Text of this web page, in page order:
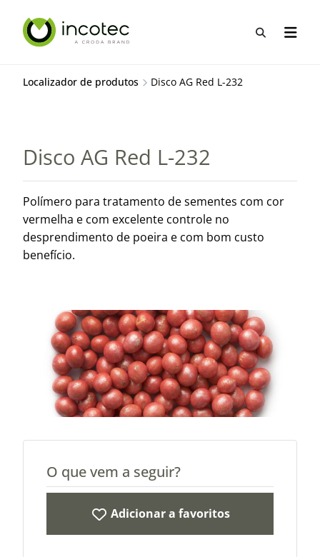
para
para
Abrir
Abrir
Localizador de produtos Disco AG Red L-232
Disco AG Red L-232
Polímero para tratamento de sementes com cor
vermelha e com excelente controle no
desprendimento de poeira e com bom custo
benefício.
O que vem a seguir?
Adicionar a favoritos